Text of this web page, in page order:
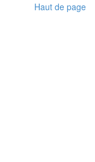
Haut de page